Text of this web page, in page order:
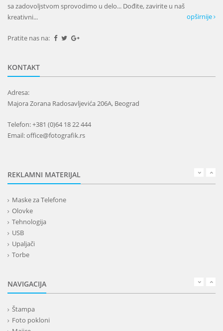
sa zadovoljstvom sprovodimo u delo... Dođite, zavirite u naš
kreativni...
opširnije
Pratite nas na:
KONTAKT
Adresa:
Majora Zorana Radosavljevića 206A, Beograd
Telefon: +381 (0)64 18 22 444
Email: office@fotografik.rs
REKLAMNI MATERIJAL
Maske za Telefone
Olovke
Tehnologija
USB
Upaljači
Torbe
Alati i oprema
Kišobrani
Kućni setovi
NAVIGACIJA
Štampa
Foto pokloni